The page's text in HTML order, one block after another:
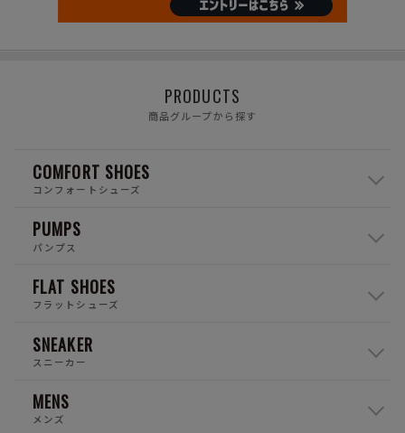
PRODUCTS
商品グループから探す
COMFORT SHOES
コンフォートシューズ
PUMPS
パンプス
FLAT SHOES
フラットシューズ
SNEAKER
スニーカー
MENS
メンズ